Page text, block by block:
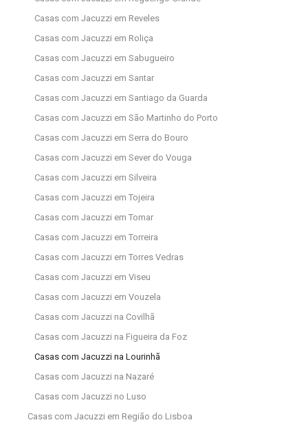
Casas com Jacuzzi em Reveles
Casas com Jacuzzi em Roliça
Casas com Jacuzzi em Sabugueiro
Casas com Jacuzzi em Santar
Casas com Jacuzzi em Santiago da Guarda
Casas com Jacuzzi em São Martinho do Porto
Casas com Jacuzzi em Serra do Bouro
Casas com Jacuzzi em Sever do Vouga
Casas com Jacuzzi em Silveira
Casas com Jacuzzi em Tojeira
Casas com Jacuzzi em Tomar
Casas com Jacuzzi em Torreira
Casas com Jacuzzi em Torres Vedras
Casas com Jacuzzi em Viseu
Casas com Jacuzzi em Vouzela
Casas com Jacuzzi na Covilhã
Casas com Jacuzzi na Figueira da Foz
Casas com Jacuzzi na Lourinhã
Casas com Jacuzzi na Nazaré
Casas com Jacuzzi no Luso
Casas com Jacuzzi em Região do Lisboa